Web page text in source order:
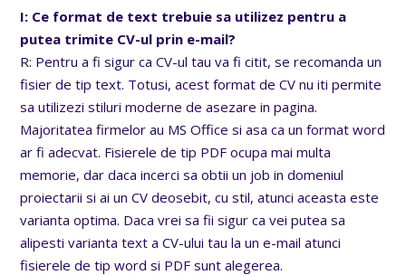
I: Ce format de text trebuie sa utilizez pentru a
putea trimite CV-ul prin e-mail?
R: Pentru a fi sigur ca CV-ul tau va fi citit, se recomanda un
fisier de tip text. Totusi, acest format de CV nu iti permite
sa utilizezi stiluri moderne de asezare in pagina.
Majoritatea firmelor au MS Office si asa ca un format word
ar fi adecvat. Fisierele de tip PDF ocupa mai multa
memorie, dar daca incerci sa obtii un job in domeniul
proiectarii si ai un CV deosebit, cu stil, atunci aceasta este
varianta optima. Daca vrei sa fii sigur ca vei putea sa
alipesti varianta text a CV-ului tau la un e-mail atunci
fisierele de tip word si PDF sunt alegerea.